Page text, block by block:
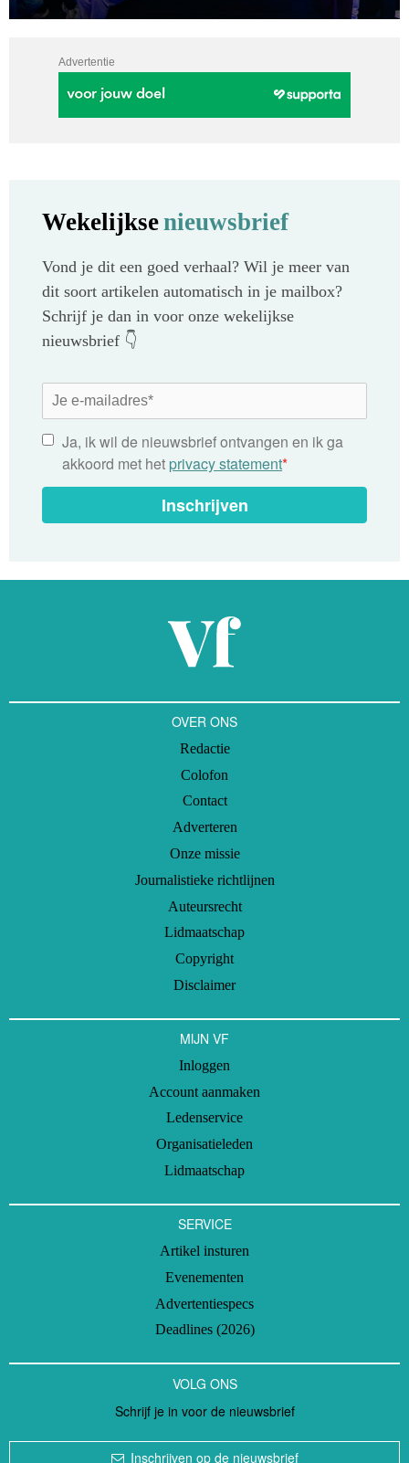
Advertentie
Wekelijksenieuwsbrief
Vond je dit een goed verhaal? Wil je meer van
dit soort artikelen automatisch in je mailbox?
Schrijf je dan in voor onze wekelijkse
nieuwsbrief 👇
Ja, ik wil de nieuwsbrief ontvangen en ik ga
akkoord met het privacy statement*
Inschrijven
OVER ONS
Redactie
Colofon
Contact
Adverteren
Onze missie
Journalistieke richtlijnen
Auteursrecht
Lidmaatschap
Copyright
Disclaimer
MIJN VF
Inloggen
Account aanmaken
Ledenservice
Organisatieleden
Lidmaatschap
SERVICE
Artikel insturen
Evenementen
Advertentiespecs
Deadlines (2026)
VOLG ONS
Schrijf je in voor de nieuwsbrief
Inschrijven op de nieuwsbrief